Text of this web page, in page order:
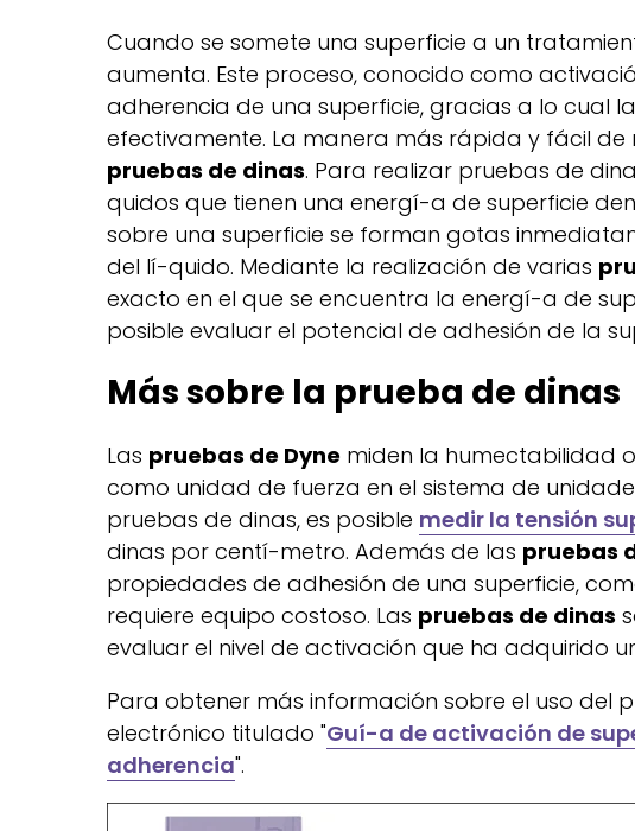
Cuando se somete una superficie a un
aumenta. Este proceso, conocido como
adherencia de una superficie, gracias a lo cual
efectivamente. La manera más rápida y fácil
pruebas de dinas. Para realizar pruebas de
quidos que tienen una energí-a de superficie
sobre una superficie se forman gotas
del lí-quido. Mediante la realización de varias
exacto en el que se encuentra la energí-a de
posible evaluar el potencial de adhesión de la
Más sobre la prueba de dinas
Las pruebas de Dyne miden la humectabilidad
como unidad de fuerza en el sistema de
pruebas de dinas, es posible medir la tensión
dinas por centí-metro. Además de las pruebas
propiedades de adhesión de una superficie,
requiere equipo costoso. Las pruebas de dinas
evaluar el nivel de activación que ha adquirido
Para obtener más información sobre el uso del
electrónico titulado "Guí-a de activación de
adherencia".